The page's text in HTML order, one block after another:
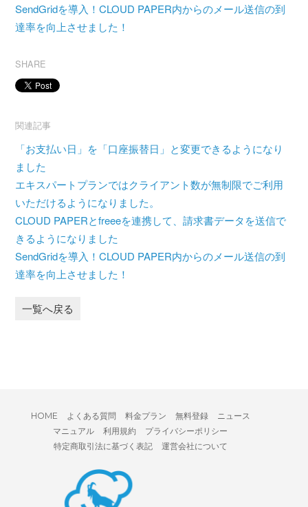
SendGridを導入！CLOUD PAPER内からのメール送信の到
達率を向上させました！
SHARE
関連記事
「お支払い日」を「口座振替日」と変更できるようになり
ました
エキスパートプランではクライアント数が無制限でご利用
いただけるようになりました。
CLOUD PAPERとfreeeを連携して、請求書データを送信で
きるようになりました
SendGridを導入！CLOUD PAPER内からのメール送信の到
達率を向上させました！
一覧へ戻る
HOME よくある質問 料金プラン 無料登録
ニュース
マニュアル
利用規約
プライバシーポリシー
特定商取引法に基づく表記
運営会社について